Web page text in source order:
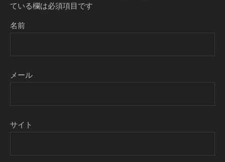
ている欄は必須項目です
名前
メール
サイト